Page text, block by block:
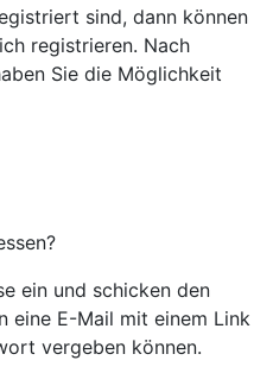
sind, dann können
registrieren. Nach
Sie die Möglichkeit
ein und schicken den
eine E-Mail mit einem Link
vergeben können.